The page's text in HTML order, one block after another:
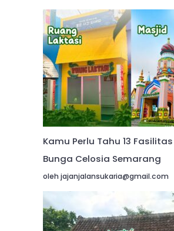
Kamu Perlu Tahu 13
Bunga Celosia Semarang
oleh jajanjalansukaria@gmail.com